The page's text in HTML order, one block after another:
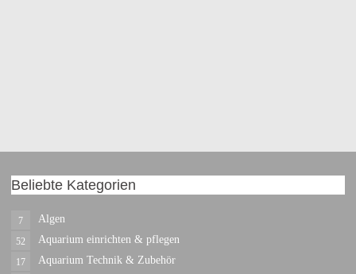
Beliebte Kategorien
Algen
7
Aquarium einrichten & pflegen
52
Aquarium Technik & Zubehör
17